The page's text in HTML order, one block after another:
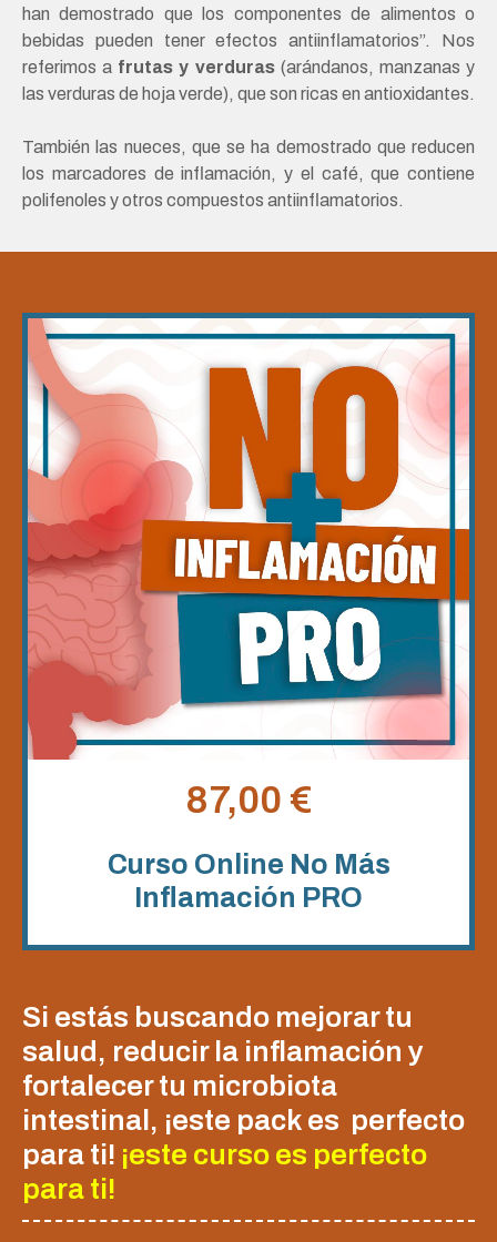
han demostrado que los componentes de alimentos o
bebidas pueden tener efectos antiinflamatorios”. Nos
referimos a frutas y verduras(arándanos, manzanas y
las verduras de hoja verde), que son ricas en antioxidantes.
También las nueces, que se ha demostrado que reducen
los marcadores de inflamación, y el café, que contiene
polifenoles y otros compuestos antiinflamatorios.
87,00 €
Curso Online No Más
Inflamación PRO
Si estás buscando mejorar tu
salud, reducir la inflamación y
fortalecer tu microbiota
intestinal, ¡este pack es perfecto
para ti! ¡este curso es perfecto
para ti!